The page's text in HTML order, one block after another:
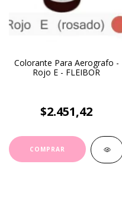
Colorante Para Aerografo -
Rojo E - FLEIBOR
$2.451,42